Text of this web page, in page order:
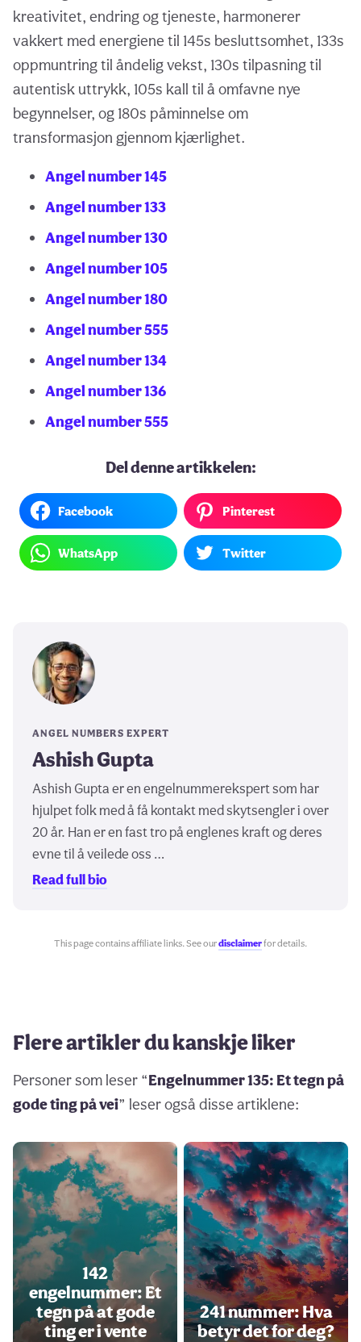
kreativitet, endring og tjeneste, harmonerer
vakkert med energiene til 145s besluttsomhet, 133s
oppmuntring til åndelig vekst, 130s tilpasning til
autentisk uttrykk, 105s kall til å omfavne nye
begynnelser, og 180s påminnelse om
transformasjon gjennom kjærlighet.
Angel number 145
Angel number 133
Angel number 130
Angel number 105
Angel number 180
Angel number 555
Angel number 134
Angel number 136
Angel number 555
Del denne artikkelen:
Facebook Pinterest
WhatsApp Twitter
ANGEL NUMBERS EXPERT
Ashish Gupta
Ashish Gupta er en engelnummerekspert som har
hjulpet folk med å få kontakt med skytsengler i over
20 år. Han er en fast tro på englenes kraft og deres
evne til å veilede oss …
Read full bio
This page contains affiliate links. See ourdisclaimerfor details.
Flere artikler du kanskje liker
Personer som leser “Engelnummer 135: Et tegn på
gode ting på vei” leser også disse artiklene:
142
engelnummer: Et
tegn på at gode
ting er i vente
241 nummer: Hva
betyr det for deg?